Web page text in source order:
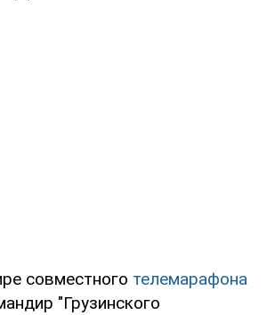
совместного телемарафона
"Грузинского